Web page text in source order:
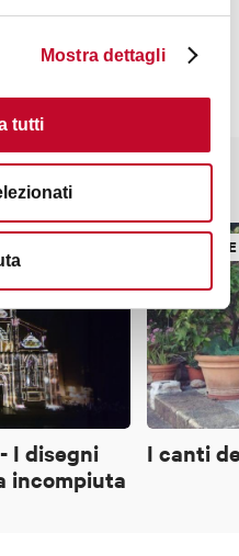
Mostra dettagli
tutti
anche
I disegni
incompiuta
MUSICA
I canti